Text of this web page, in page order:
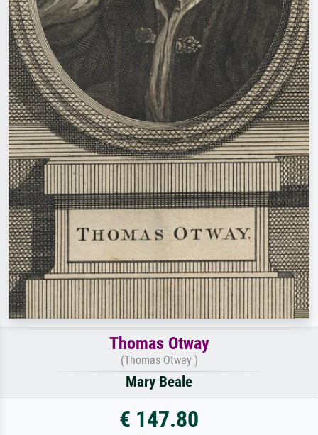
Thomas Otway
(Thomas Otway )
Mary Beale
€ 147.80